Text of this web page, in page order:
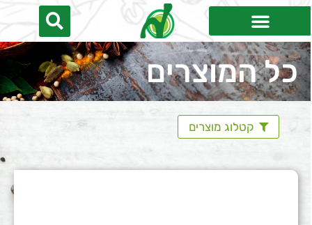
כל המוצרים
קטלוג מוצרים